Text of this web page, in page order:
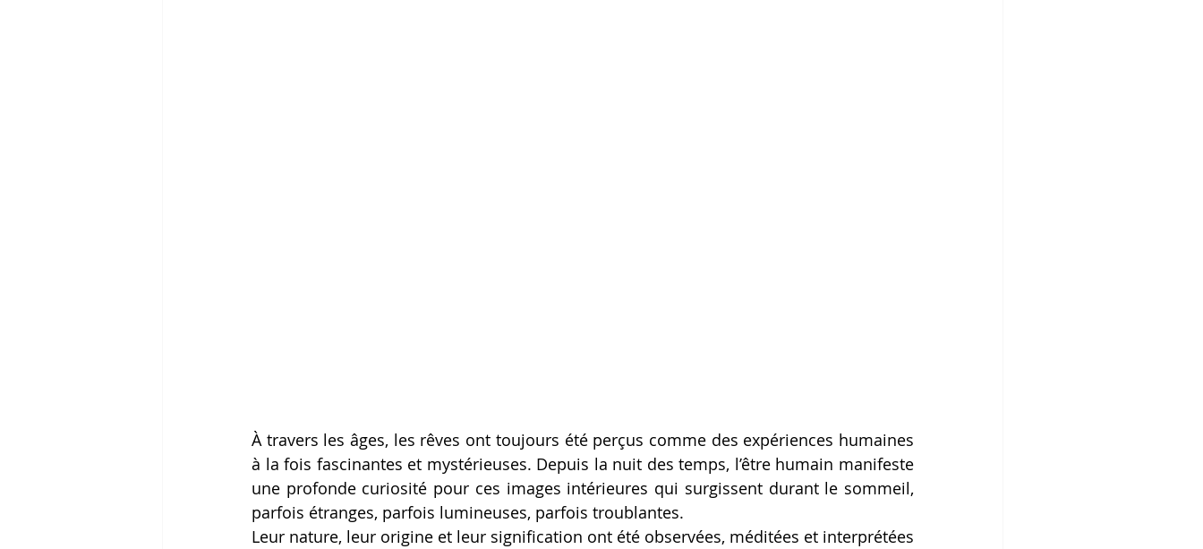
À travers les âges, les rêves ont toujours été perçus comme des expériences humaines
à la fois fascinantes et mystérieuses. Depuis la nuit des temps, l’être humain manifeste
une profonde curiosité pour ces images intérieures qui surgissent durant le sommeil,
parfois étranges, parfois lumineuses, parfois troublantes.
Leur nature, leur origine et leur signification ont été observées, méditées et interprétées